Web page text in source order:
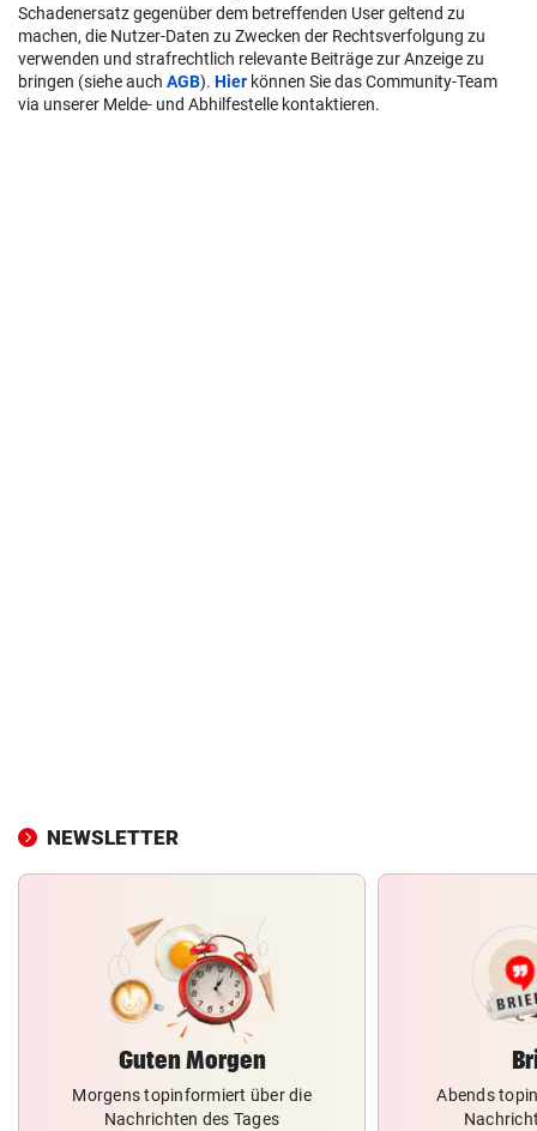
Schadenersatz gegenüber dem betreffenden User geltend zu
machen, die Nutzer-Daten zu Zwecken der Rechtsverfolgung zu
verwenden und strafrechtlich relevante Beiträge zur Anzeige zu
bringen (siehe auch AGB). Hier können Sie das Community-Team
via unserer Melde- und Abhilfestelle kontaktieren.
NEWSLETTER
Guten Morgen
Morgens topinformiert über die
Nachrichten des Tages
Abends